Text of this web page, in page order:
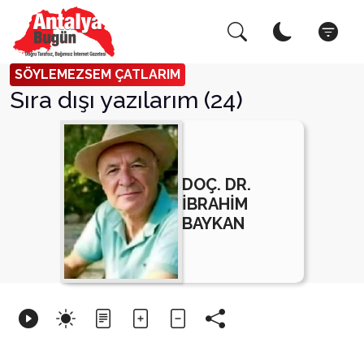
SÖYLEMEZSEM ÇATLARIM
Sıra dışı yazılarım (24)
DOÇ. DR.
İBRAHİM
BAYKAN
Arama Yap! Kapat